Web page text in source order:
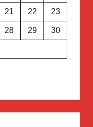
21 22 23
28 29 30